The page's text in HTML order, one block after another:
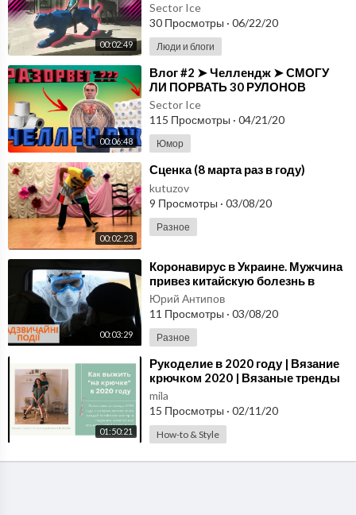
00:02:49
Sector Ice
30 Просмотры · 06/22/20
Люди и блоги
00:06:48
⁣Влог #2 ➤ Челлендж ➤ СМОГУ
ЛИ ПОРВАТЬ 30 РУЛОНОВ
ТУАЛЕТНОЙ БУМАГИ ???
Sector Ice
115 Просмотры · 04/21/20
Юмор
00:02:23
⁣Сценка (8 марта раз в году)
kutuzov
9 Просмотры · 03/08/20
Разное
00:03:29
⁣Коронавирус в Украине. Мужчина
привез китайскую болезнь в
Черновцы из Италии
Юрий Антипов
11 Просмотры · 03/08/20
Разное
01:50:21
⁣Рукоделие в 2020 году | Вязание
крючком 2020 | Вязаные тренды
2020
mila
15 Просмотры · 02/11/20
How-to & Style